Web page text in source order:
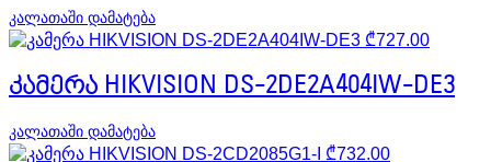
კალათაში დამატება
₾727.00
კამერა HIKVISION DS-2DE2A404IW-DE3
კალათაში დამატება
₾732.00